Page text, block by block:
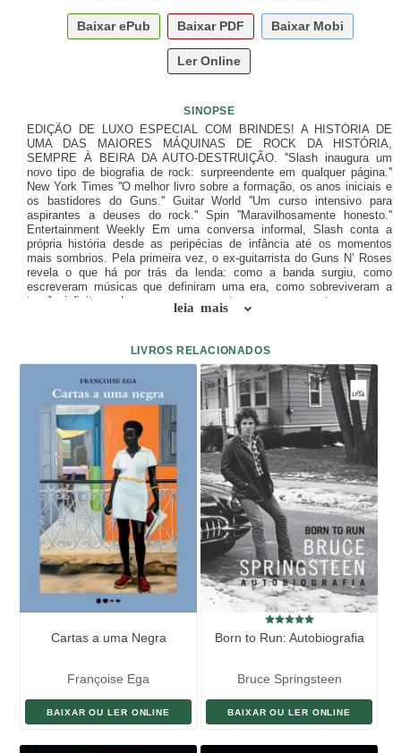
Baixar ePub Baixar PDF Baixar Mobi
Ler Online
SINOPSE
EDIÇÃO DE LUXO ESPECIAL COM BRINDES! A HISTÓRIA DE
UMA DAS MAIORES MÁQUINAS DE ROCK DA HISTÓRIA,
SEMPRE À BEIRA DA AUTO-DESTRUIÇÃO. ''Slash inaugura um
novo tipo de biografia de rock: surpreendente em qualquer página.''
New York Times ''O melhor livro sobre a formação, os anos iniciais e
os bastidores do Guns.'' Guitar World ''Um curso intensivo para
aspirantes a deuses do rock.'' Spin ''Maravilhosamente honesto.''
Entertainment Weekly Em uma conversa informal, Slash conta a
própria história desde as peripécias de infância até os momentos
mais sombrios. Pela primeira vez, o ex-guitarrista do Guns N’ Roses
revela o que há por trás da lenda: como a banda surgiu, como
escreveram músicas que definiram uma era, como sobreviveram a
turnês infinitas e loucas, como aguentaram uns aos outros – e, por
fim, como tudo acabou.Esta obra é uma janela para o mundo de um
montanha-russa que foi a história de uma das maiores máquinas de
rock, sempre à beira da autodestruição, mesmo em seu maior
sucesso. Slash é tudo o que se pode esperar: engraçado, honesto,
inteligente, inspirador, surpreendente… Em uma palavra: excessivo.
leia mais
LIVROS RELACIONADOS
Cartas a uma Negra
Françoise Ega
BAIXAR OU LER ONLINE
Born to Run: Autobiografia
Bruce Springsteen
BAIXAR OU LER ONLINE